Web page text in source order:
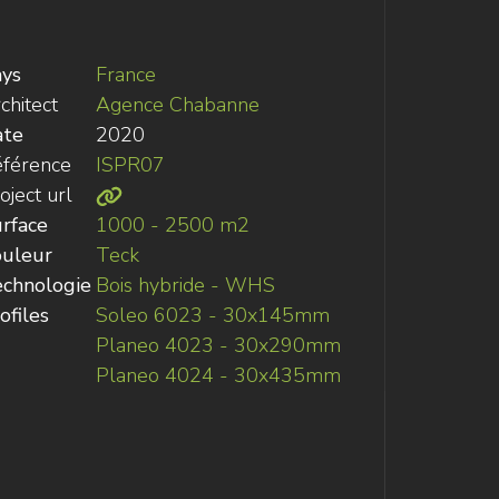
France
Agence Chabanne
2020
ISPR07
url
1000 - 2500 m2
Teck
Bois hybride - WHS
Soleo 6023 - 30x145mm
Planeo 4023 - 30x290mm
Planeo 4024 - 30x435mm